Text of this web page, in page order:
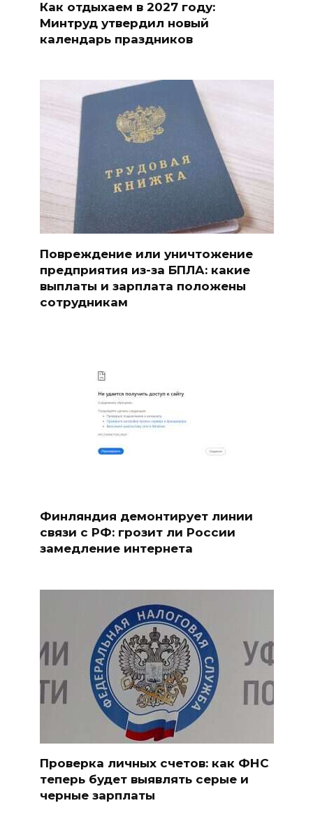
Как отдыхаем в 2027 году:
Минтруд утвердил новый
календарь праздников
Повреждение или уничтожение
предприятия из-за БПЛА: какие
выплаты и зарплата положены
сотрудникам
Финляндия демонтирует линии
связи с РФ: грозит ли России
замедление интернета
Проверка личных счетов: как ФНС
теперь будет выявлять серые и
черные зарплаты